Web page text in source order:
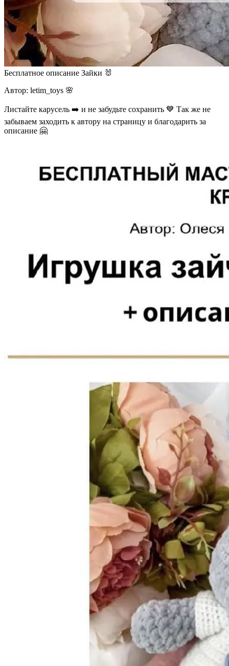
Бесплатное описание Зайки 🐰
Автор: letim_toys 🌸
Листайте карусель ➡️ и не забудьте сохранить 💙 Так же не
забываем заходить к автору на страницу и благодарить за
описание 🤗